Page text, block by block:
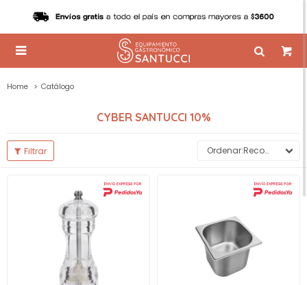

Home Catálogo
CYBER SANTUCCI 10%
Recomendados